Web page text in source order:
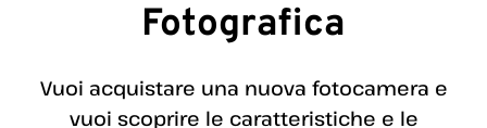
Fotografica
Vuoi acquistare una nuova fotocamera e
vuoi scoprire le caratteristiche e le